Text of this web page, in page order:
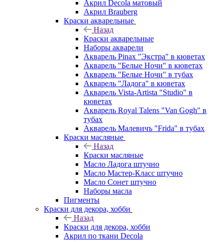
Акрил Decola матовый
Акрил Brauberg
Краски акварельные
Назад
Краски акварельные
Наборы акварели
Акварель Pinax "Экстра" в кюветах
Акварель "Белые Ночи" в кюветах
Акварель "Белые Ночи" в тубах
Акварель "Ладога" в кюветах
Акварель Vista-Artista "Studio" в
кюветах
Акварель Royal Talens "Van Gogh" в
тубах
Акварель Малевичъ "Frida" в тубах
Краски масляные
Назад
Краски масляные
Масло Ладога штучно
Масло Мастер-Класс штучно
Масло Сонет штучно
Наборы масла
Пигменты
Краски для декора, хобби
Назад
Краски для декора, хобби
Акрил по ткани Decola